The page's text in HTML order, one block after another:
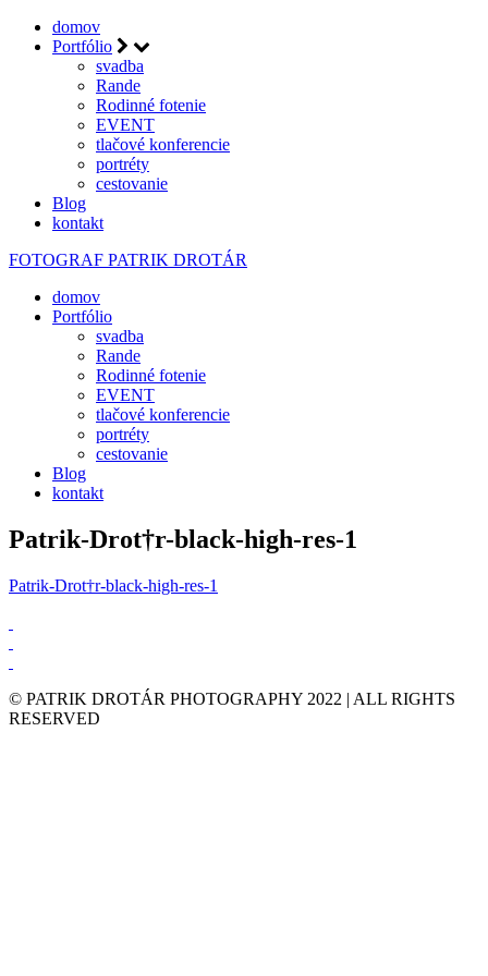
domov
Portfólio
svadba
Rande
Rodinné fotenie
EVENT
tlačové konferencie
portréty
cestovanie
Blog
kontakt
FOTOGRAF PATRIK DROTÁR
domov
Portfólio
svadba
Rande
Rodinné fotenie
EVENT
tlačové konferencie
portréty
cestovanie
Blog
kontakt
Patrik-Drot†r-black-high-res-1
Patrik-Drot†r-black-high-res-1
© PATRIK DROTÁR PHOTOGRAPHY 2022 | ALL RIGHTS
RESERVED